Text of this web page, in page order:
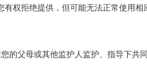
权拒绝提供，但可能无法正常使用相
的父母或其他监护人监护、指导下